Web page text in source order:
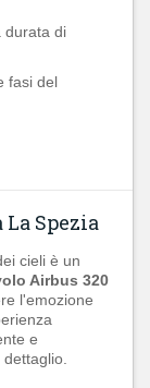
durata di
fasi del
Spezia
cieli è un
Airbus 320
l'emozione
e